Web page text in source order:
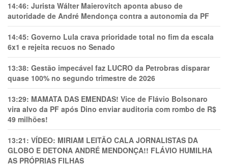
14:46: Jurista Wálter Maierovitch aponta abuso de
autoridade de André Mendonça contra a autonomia da PF
14:45: Governo Lula crava prioridade total no fim da escala
6x1 e rejeita recuos no Senado
13:38: Gestão impecável faz LUCRO da Petrobras disparar
quase 100% no segundo trimestre de 2026
13:29: MAMATA DAS EMENDAS! Vice de Flávio Bolsonaro
vira alvo da PF após Dino enviar auditoria com rombo de R$
49 milhões!
13:21: VÍDEO: MIRIAM LEITÃO CALA JORNALISTAS DA
GLOBO E DETONA ANDRÉ MENDONÇA!! FLÁVIO HUMILHA
AS PRÓPRIAS FILHAS